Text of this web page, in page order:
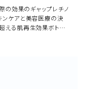
の効果のギャップレチノ
ンケアと美容医療の決
える肌再生効果ボトッ